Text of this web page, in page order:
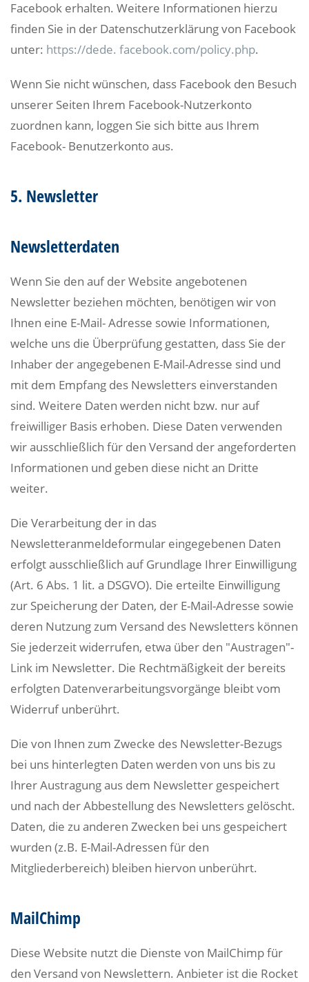
Facebook erhalten. Weitere Informationen hierzu
finden Sie in der Datenschutzerklärung von Facebook
unter: https://dede. facebook.com/policy.php.
Wenn Sie nicht wünschen, dass Facebook den Besuch
unserer Seiten Ihrem Facebook-Nutzerkonto
zuordnen kann, loggen Sie sich bitte aus Ihrem
Facebook- Benutzerkonto aus.
5. Newsletter
Newsletterdaten
Wenn Sie den auf der Website angebotenen
Newsletter beziehen möchten, benötigen wir von
Ihnen eine E-Mail- Adresse sowie Informationen,
welche uns die Überprüfung gestatten, dass Sie der
Inhaber der angegebenen E-Mail-Adresse sind und
mit dem Empfang des Newsletters einverstanden
sind. Weitere Daten werden nicht bzw. nur auf
freiwilliger Basis erhoben. Diese Daten verwenden
wir ausschließlich für den Versand der angeforderten
Informationen und geben diese nicht an Dritte
weiter.
Die Verarbeitung der in das
Newsletteranmeldeformular eingegebenen Daten
erfolgt ausschließlich auf Grundlage Ihrer Einwilligung
(Art. 6 Abs. 1 lit. a DSGVO). Die erteilte Einwilligung
zur Speicherung der Daten, der E-Mail-Adresse sowie
deren Nutzung zum Versand des Newsletters können
Sie jederzeit widerrufen, etwa über den "Austragen"-
Link im Newsletter. Die Rechtmäßigkeit der bereits
erfolgten Datenverarbeitungsvorgänge bleibt vom
Widerruf unberührt.
Die von Ihnen zum Zwecke des Newsletter-Bezugs
bei uns hinterlegten Daten werden von uns bis zu
Ihrer Austragung aus dem Newsletter gespeichert
und nach der Abbestellung des Newsletters gelöscht.
Daten, die zu anderen Zwecken bei uns gespeichert
wurden (z.B. E-Mail-Adressen für den
Mitgliederbereich) bleiben hiervon unberührt.
MailChimp
Diese Website nutzt die Dienste von MailChimp für
den Versand von Newslettern. Anbieter ist die Rocket